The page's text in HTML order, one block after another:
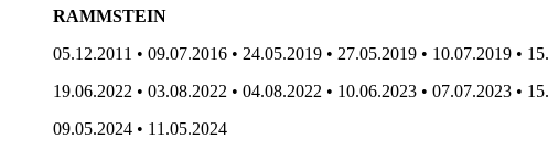
RAMMSTEIN
05.12.2011 • 09.07.2016 • 24.05.2019 • 27.05.2019 • 10.07.2019 •
19.06.2022 • 03.08.2022 • 04.08.2022 • 10.06.2023 • 07.07.2023 •
09.05.2024 • 11.05.2024